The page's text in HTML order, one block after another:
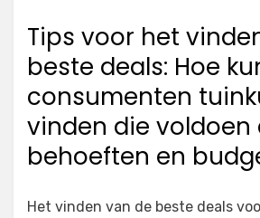
Tips voor het
beste deals: Hoe
consumenten
vinden die voldoen
behoeften en
Het vinden van de beste deals